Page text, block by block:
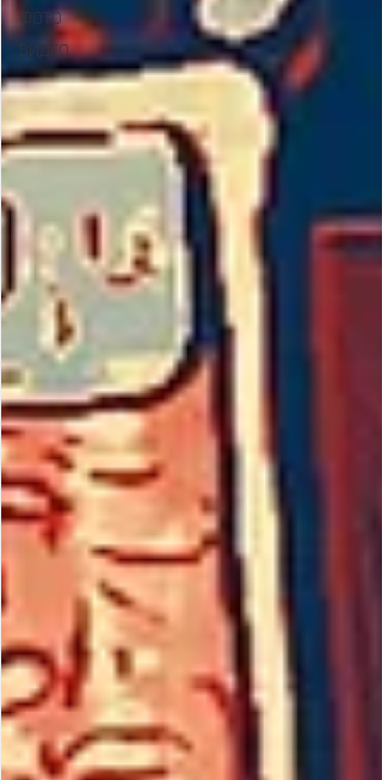
ФОТО
ВИДЕО